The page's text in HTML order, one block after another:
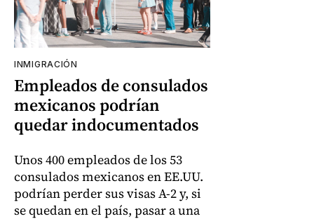
INMIGRACIÓN
Empleados de consulados
mexicanos podrían
quedar indocumentados
Unos 400 empleados de los 53
consulados mexicanos en EE.UU.
podrían perder sus visas A-2 y, si
se quedan en el país, pasar a una